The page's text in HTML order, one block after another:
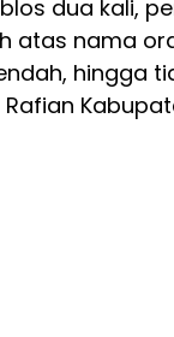
dua kali,
atas nama
hingga
Rafian